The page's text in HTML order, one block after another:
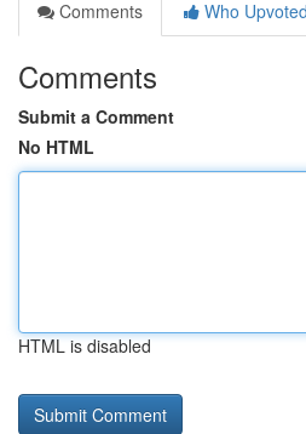
Comments
Who Upvoted
Comments
Submit a Comment
No HTML
HTML is disabled